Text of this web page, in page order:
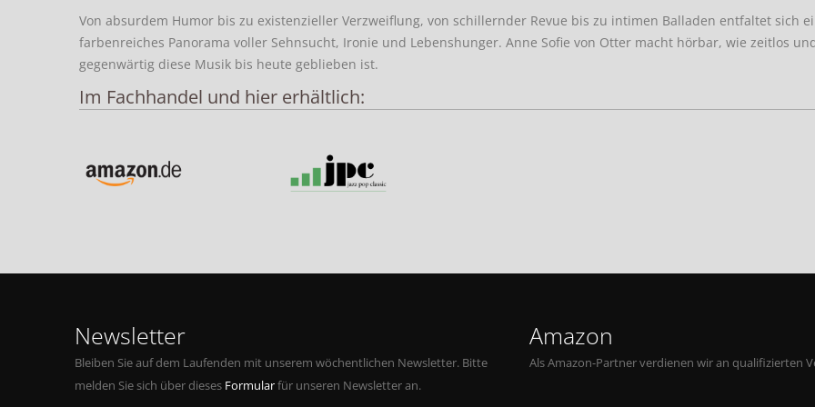
Von absurdem Humor bis zu existenzieller Verzweiflung, von schillernder Revue bis zu intimen Balladen entfaltet sich
farbenreiches Panorama voller Sehnsucht, Ironie und Lebenshunger. Anne Sofie von Otter macht hörbar, wie zeitlos
gegenwärtig diese Musik bis heute geblieben ist.
Im Fachhandel und hier erhältlich:
Newsletter
Bleiben Sie auf dem Laufenden mit unserem wöchentlichen Newsletter. Bitte
melden Sie sich über dieses Formularfür unseren Newsletter an.
Amazon
Als Amazon-Partner verdienen wir an qualifizierten